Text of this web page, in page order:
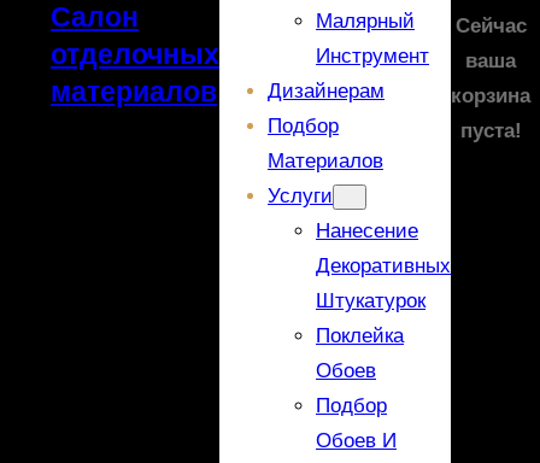
Салон
отделочных
материалов
Малярный
Инструмент
Дизайнерам
Подбор
Материалов
Услуги
Нанесение
Декоративных
Штукатурок
Поклейка
Обоев
Подбор
Обоев И
Сейчас
ваша
корзина
пуста!